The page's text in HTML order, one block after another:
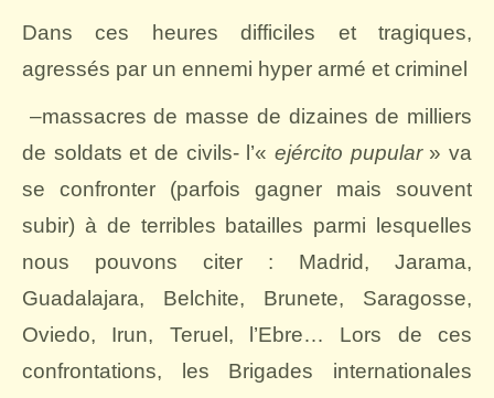
Dans ces heures difficiles et tragiques,
agressés par un ennemi hyper armé et criminel
–massacres de masse de dizaines de milliers
de soldats et de civils- l’« ejército pupular» va
se confronter (parfois gagner mais souvent
subir) à de terribles batailles parmi lesquelles
nous pouvons citer : Madrid, Jarama,
Guadalajara, Belchite, Brunete, Saragosse,
Oviedo, Irun, Teruel, l’Ebre… Lors de ces
confrontations, les Brigades internationales